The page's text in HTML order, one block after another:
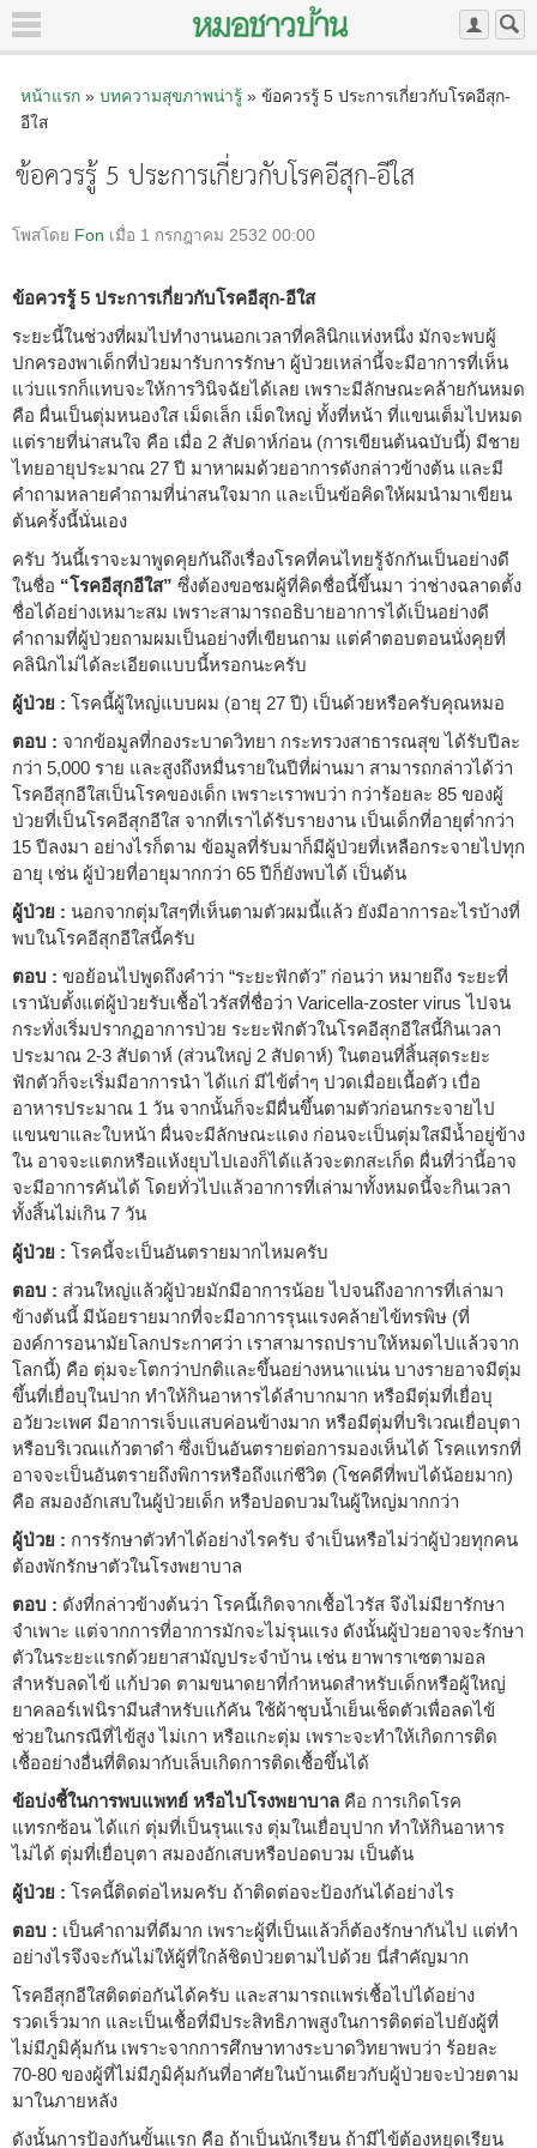
หน้าแรก» บทความสุขภาพน่ารู้» ข้อควรรู้ 5 ประการเกี่ยวกับโรคอีสุก-
อีใส
ข้อควรรู้ 5 ประการเกี่ยวกับโรคอีสุก-อีใส
โพสโดย Fon เมื่อ 1 กรกฎาคม 2532 00:00
ข้อควรรู้ 5 ประการเกี่ยวกับโรคอีสุก-อีใส
ระยะนี้ในช่วงที่ผมไปทำงานนอกเวลาที่คลินิกแห่งหนึ่ง มักจะพบผู้
ปกครองพาเด็กที่ป่วยมารับการรักษา ผู้ป่วยเหล่านี้จะมีอาการที่เห็น
แว่บแรกก็แทบจะให้การวินิจฉัยได้เลย เพราะมีลักษณะคล้ายกันหมด
คือ ผื่นเป็นตุ่มหนองใส เม็ดเล็ก เม็ดใหญ่ ทั้งที่หน้า ที่แขนเต็มไปหมด
แต่รายที่น่าสนใจ คือ เมื่อ 2 สัปดาห์ก่อน (การเขียนต้นฉบับนี้) มีชาย
ไทยอายุประมาณ 27 ปี มาหาผมด้วยอาการดังกล่าวข้างต้น และมี
คำถามหลายคำถามที่น่าสนใจมาก และเป็นข้อคิดให้ผมนำมาเขียน
ต้นครั้งนี้นั่นเอง
ครับ วันนี้เราจะมาพูดคุยกันถึงเรื่องโรคที่คนไทยรู้จักกันเป็นอย่างดี
ในชื่อ “โรคอีสุกอีใส” ซึ่งต้องขอชมผู้ที่คิดชื่อนี้ขึ้นมา ว่าช่างฉลาดตั้ง
ชื่อได้อย่างเหมาะสม เพราะสามารถอธิบายอาการได้เป็นอย่างดี
คำถามที่ผู้ป่วยถามผมเป็นอย่างที่เขียนถาม แต่คำตอบตอนนั่งคุยที่
คลินิกไม่ได้ละเอียดแบบนี้หรอกนะครับ
ผู้ป่วย : โรคนี้ผู้ใหญ่แบบผม (อายุ 27 ปี) เป็นด้วยหรือครับคุณหมอ
ตอบ : จากข้อมูลที่กองระบาดวิทยา กระทรวงสาธารณสุข ได้รับปีละ
กว่า 5,000 ราย และสูงถึงหมื่นรายในปีที่ผ่านมา สามารถกล่าวได้ว่า
โรคอีสุกอีใสเป็นโรคของเด็ก เพราะเราพบว่า กว่าร้อยละ 85 ของผู้
ป่วยที่เป็นโรคอีสุกอีใส จากที่เราได้รับรายงาน เป็นเด็กที่อายุต่ำกว่า
15 ปีลงมา อย่างไรก็ตาม ข้อมูลที่รับมาก็มีผู้ป่วยที่เหลือกระจายไปทุก
อายุ เช่น ผู้ป่วยที่อายุมากกว่า 65 ปีก็ยังพบได้ เป็นต้น
ผู้ป่วย : นอกจากตุ่มใสๆที่เห็นตามตัวผมนี้แล้ว ยังมีอาการอะไรบ้างที่
พบในโรคอีสุกอีใสนี้ครับ
ตอบ : ขอย้อนไปพูดถึงคำว่า “ระยะฟักตัว” ก่อนว่า หมายถึง ระยะที่
เรานับตั้งแต่ผู้ป่วยรับเชื้อไวรัสที่ชื่อว่า Varicella-zoster virus ไปจน
กระทั่งเริ่มปรากฏอาการป่วย ระยะฟักตัวในโรคอีสุกอีใสนี้กินเวลา
ประมาณ 2-3 สัปดาห์ (ส่วนใหญ่ 2 สัปดาห์) ในตอนที่สิ้นสุดระยะ
ฟักตัวก็จะเริ่มมีอาการนำ ได้แก่ มีไข้ต่ำๆ ปวดเมื่อยเนื้อตัว เบื่อ
อาหารประมาณ 1 วัน จากนั้นก็จะมีผื่นขึ้นตามตัวก่อนกระจายไป
แขนขาและใบหน้า ผื่นจะมีลักษณะแดง ก่อนจะเป็นตุ่มใสมีน้ำอยู่ข้าง
ใน อาจจะแตกหรือแห้งยุบไปเองก็ได้แล้วจะตกสะเก็ด ผื่นที่ว่านี้อาจ
จะมีอาการคันได้ โดยทั่วไปแล้วอาการที่เล่ามาทั้งหมดนี้จะกินเวลา
ทั้งสิ้นไม่เกิน 7 วัน
ผู้ป่วย : โรคนี้จะเป็นอันตรายมากไหมครับ
ตอบ : ส่วนใหญ่แล้วผู้ป่วยมักมีอาการน้อย ไปจนถึงอาการที่เล่ามา
ข้างต้นนี้ มีน้อยรายมากที่จะมีอาการรุนแรงคล้ายไข้ทรพิษ (ที่
องค์การอนามัยโลกประกาศว่า เราสามารถปราบให้หมดไปแล้วจาก
โลกนี้) คือ ตุ่มจะโตกว่าปกติและขึ้นอย่างหนาแน่น บางรายอาจมีตุ่ม
ขึ้นที่เยื่อบุในปาก ทำให้กินอาหารได้ลำบากมาก หรือมีตุ่มที่เยื่อบุ
อวัยวะเพศ มีอาการเจ็บแสบค่อนข้างมาก หรือมีตุ่มที่บริเวณเยื่อบุตา
หรือบริเวณแก้วตาดำ ซึ่งเป็นอันตรายต่อการมองเห็นได้ โรคแทรกที่
อาจจะเป็นอันตรายถึงพิการหรือถึงแก่ชีวิต (โชคดีที่พบได้น้อยมาก)
คือ สมองอักเสบในผู้ป่วยเด็ก หรือปอดบวมในผู้ใหญ่มากกว่า
ผู้ป่วย : การรักษาตัวทำได้อย่างไรครับ จำเป็นหรือไม่ว่าผู้ป่วยทุกคน
ต้องพักรักษาตัวในโรงพยาบาล
ตอบ : ดังที่กล่าวข้างต้นว่า โรคนี้เกิดจากเชื้อไวรัส จึงไม่มียารักษา
จำเพาะ แต่จากการที่อาการมักจะไม่รุนแรง ดังนั้นผู้ป่วยอาจจะรักษา
ตัวในระยะแรกด้วยยาสามัญประจำบ้าน เช่น ยาพาราเซตามอล
สำหรับลดไข้ แก้ปวด ตามขนาดยาที่กำหนดสำหรับเด็กหรือผู้ใหญ่
ยาคลอร์เฟนิรามีนสำหรับแก้คัน ใช้ผ้าชุบน้ำเย็นเช็ดตัวเพื่อลดไข้
ช่วยในกรณีที่ไข้สูง ไม่เกา หรือแกะตุ่ม เพราะจะทำให้เกิดการติด
เชื้ออย่างอื่นที่ติดมากับเล็บเกิดการติดเชื้อขึ้นได้
ข้อบ่งชี้ในการพบแพทย์ หรือไปโรงพยาบาล คือ การเกิดโรค
แทรกซ้อน ได้แก่ ตุ่มที่เป็นรุนแรง ตุ่มในเยื่อบุปาก ทำให้กินอาหาร
ไม่ได้ ตุ่มที่เยื่อบุตา สมองอักเสบหรือปอดบวม เป็นต้น
ผู้ป่วย : โรคนี้ติดต่อไหมครับ ถ้าติดต่อจะป้องกันได้อย่างไร
ตอบ : เป็นคำถามที่ดีมาก เพราะผู้ที่เป็นแล้วก็ต้องรักษากันไป แต่ทำ
อย่างไรจึงจะกันไม่ให้ผู้ที่ใกล้ชิดป่วยตามไปด้วย นี่สำคัญมาก
โรคอีสุกอีใสติดต่อกันได้ครับ และสามารถแพร่เชื้อไปได้อย่าง
รวดเร็วมาก และเป็นเชื้อที่มีประสิทธิภาพสูงในการติดต่อไปยังผู้ที่
ไม่มีภูมิคุ้มกัน เพราะจากการศึกษาทางระบาดวิทยาพบว่า ร้อยละ
70-80 ของผู้ที่ไม่มีภูมิคุ้มกันที่อาศัยในบ้านเดียวกับผู้ป่วยจะป่วยตาม
มาในภายหลัง
ดังนั้นการป้องกันขั้นแรก คือ ถ้าเป็นนักเรียน ถ้ามีไข้ต้องหยุดเรียน